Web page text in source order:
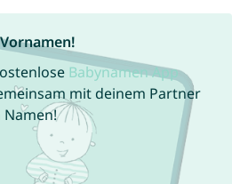
Babynamen App
mit deinem Partner